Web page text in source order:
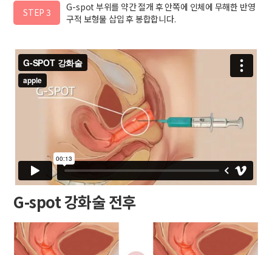
STEP 3
G-spot 부위를 약간 절개 후 안쪽에 인체에 무해한 반영
구적 보형물 삽입 후 봉합합니다.
G-spot 강화술 전후